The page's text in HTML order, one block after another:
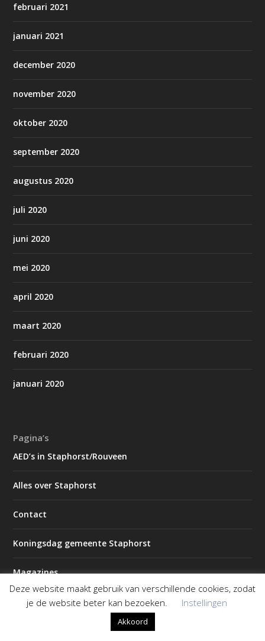
februari 2021
januari 2021
december 2020
november 2020
oktober 2020
september 2020
augustus 2020
juli 2020
juni 2020
mei 2020
april 2020
maart 2020
februari 2020
januari 2020
Pagina’s
AED’s in Staphorst/Rouveen
Alles over Staphorst
Contact
Koningsdag gemeente Staphorst
Magazines
2026 – Editie 1
Deze website maakt gebruik van verschillende cookies, zodat
je de website beter kan bezoeken.
Instellingen
Akkoord